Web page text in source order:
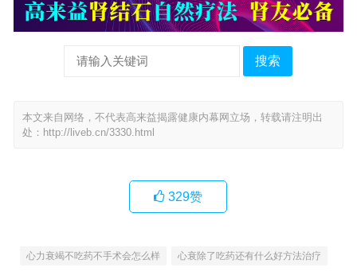
搜索
本文来自网络，不代表高来益揭露健康内幕网立场，转载请注明出
处： http://liveb.cn/3330.html
329赞
心力衰竭不吃药不手术会怎么样 心衰除了吃药还有什么好方法治疗